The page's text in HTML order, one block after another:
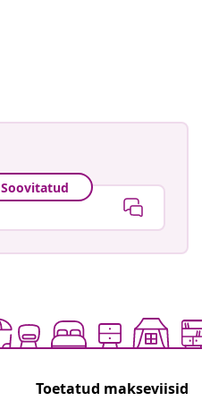
Soovitatud
Toetatud makseviisid